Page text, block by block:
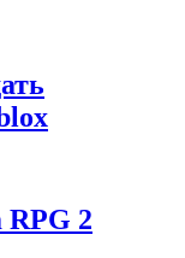
RPG 2